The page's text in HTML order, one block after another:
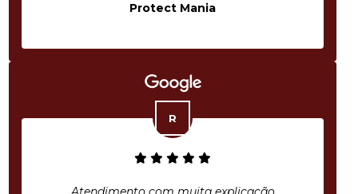
Protect Mania